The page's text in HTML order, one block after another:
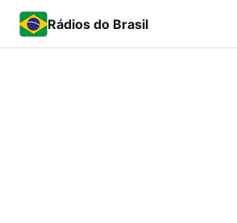
Rádios do Brasil